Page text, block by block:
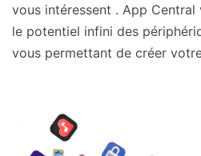
vous intéressent . App
le potentiel infini des
vous permettant de créer